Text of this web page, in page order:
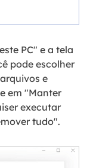
PC" e a tela
pode escolher
e
em "Manter
executar
tudo".